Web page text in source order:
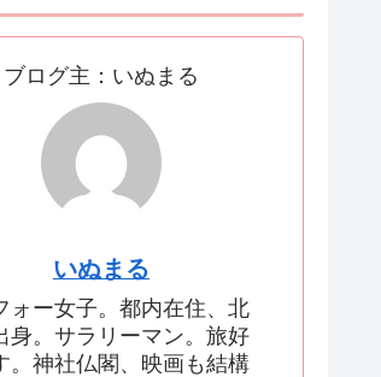
ブログ主：いぬまる
いぬまる
ォー女子。都内在住、北
身。サラリーマン。旅好
。神社仏閣、映画も結構